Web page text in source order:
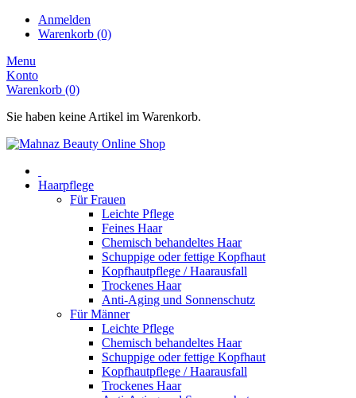
Anmelden
Warenkorb (0)
Menu
Konto
Warenkorb (0)
Sie haben keine Artikel im Warenkorb.
Haarpflege
Für Frauen
Leichte Pflege
Feines Haar
Chemisch behandeltes Haar
Schuppige oder fettige Kopfhaut
Kopfhautpflege / Haarausfall
Trockenes Haar
Anti-Aging und Sonnenschutz
Für Männer
Leichte Pflege
Chemisch behandeltes Haar
Schuppige oder fettige Kopfhaut
Kopfhautpflege / Haarausfall
Trockenes Haar